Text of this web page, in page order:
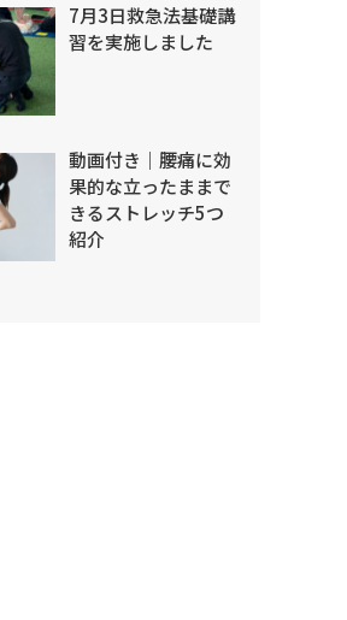
7月3日救急法基礎講
習を実施しました
動画付き｜腰痛に効
果的な立ったままで
きるストレッチ5つ
紹介